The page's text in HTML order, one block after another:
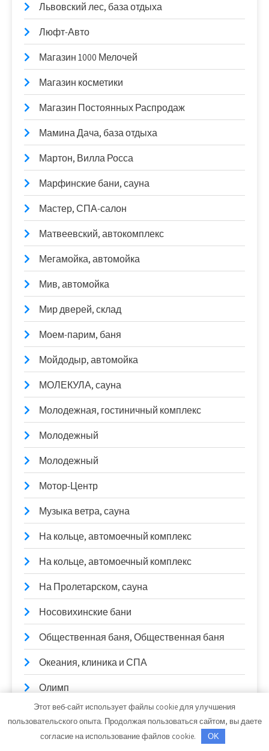
Львовский лес, база отдыха
Люфт-Авто
Магазин 1000 Мелочей
Магазин косметики
Магазин Постоянных Распродаж
Мамина Дача, база отдыха
Мартон, Вилла Росса
Марфинские бани, сауна
Мастер, СПА-салон
Матвеевский, автокомплекс
Мегамойка, автомойка
Мив, автомойка
Мир дверей, склад
Моем-парим, баня
Мойдодыр, автомойка
МОЛЕКУЛА, сауна
Молодежная, гостиничный комплекс
Молодежный
Молодежный
Мотор-Центр
Музыка ветра, сауна
На кольце, автомоечный комплекс
На кольце, автомоечный комплекс
На Пролетарском, сауна
Носовихинские бани
Общественная баня, Общественная баня
Океания, клиника и СПА
Олимп
Олимп, автомоечный комплекс
Олимп, спортивный комплекс
Этот веб-сайт использует файлы cookie для улучшения
пользовательского опыта. Продолжая пользоваться сайтом, вы даете
согласие на использование файлов cookie.
OK